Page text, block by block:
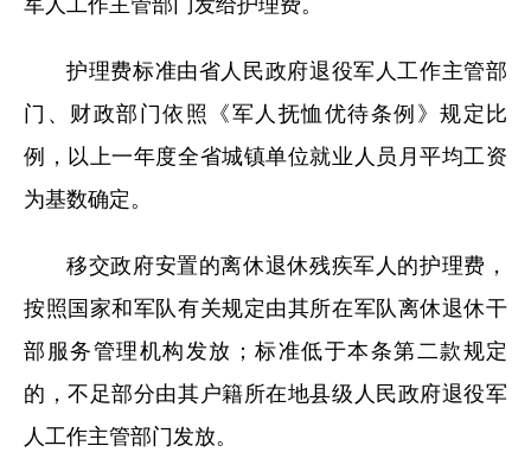
军人工作主管部门发给护理费。
护理费标准由省人民政府退役军人工作主管部
门、财政部门依照《军人抚恤优待条例》规定比
例，以上一年度全省城镇单位就业人员月平均工资
为基数确定。
移交政府安置的离休退休残疾军人的护理费，
按照国家和军队有关规定由其所在军队离休退休干
部服务管理机构发放；标准低于本条第二款规定
的，不足部分由其户籍所在地县级人民政府退役军
人工作主管部门发放。